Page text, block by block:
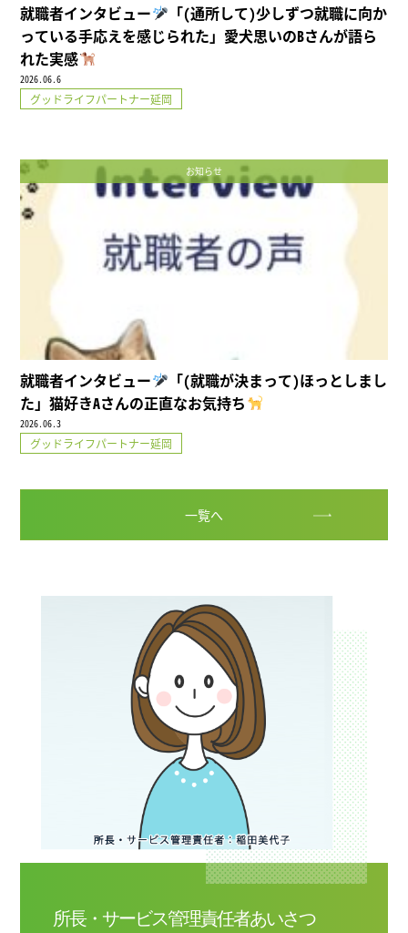
就職者インタビュー
「(通所して)少しずつ就職に向か
っている手応えを感じられた」愛犬思いのBさんが語ら
れた実感
2026.06.6
グッドライフパートナー延岡
お知らせ
就職者インタビュー
「(就職が決まって)ほっとしまし
た」猫好きAさんの正直なお気持ち
2026.06.3
グッドライフパートナー延岡
一覧へ
所長・サービス管理責任者あいさつ